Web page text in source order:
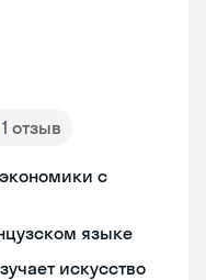
1 отзыв
с
языке
искусство